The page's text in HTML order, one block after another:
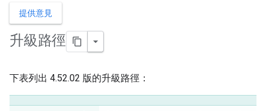
提供意見
升級路徑
下表列出 4.52.02 版的升級路徑：